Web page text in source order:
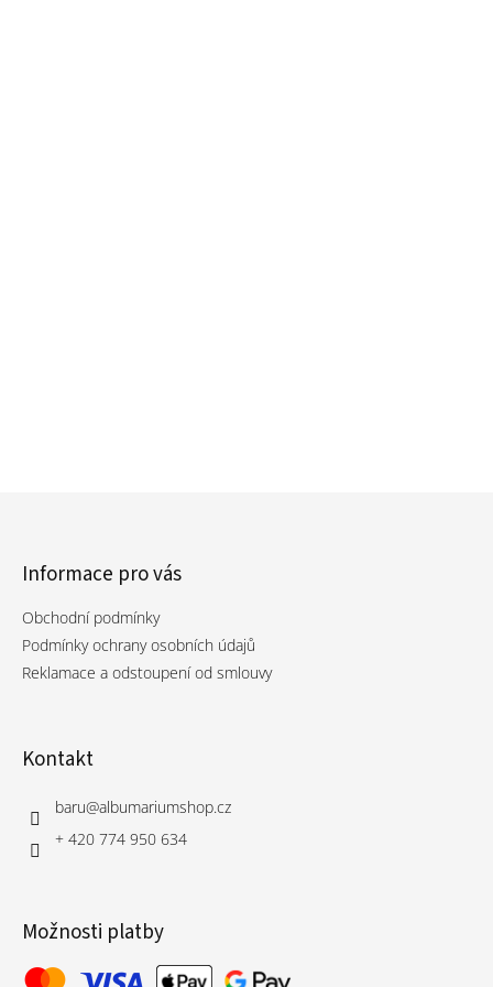
Informace pro vás
Obchodní podmínky
Podmínky ochrany osobních údajů
Reklamace a odstoupení od smlouvy
Kontakt
baru@albumariumshop.cz
+ 420 774 950 634
Možnosti platby